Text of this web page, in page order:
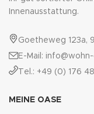
Innenausstattung.
Goetheweg 123a,
E-Mail:
Tel.: +49 (0) 176
MEINE OASE